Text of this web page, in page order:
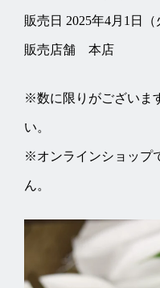
販売日 2025年4月1日（
販売店舗 本店
※数に限りがございま
い。
※オンラインショップ
ん。